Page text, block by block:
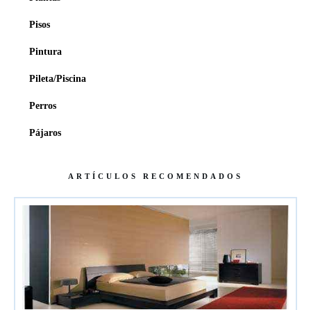
Pisos
Pintura
Pileta/Piscina
Perros
Pájaros
ARTÍCULOS RECOMENDADOS